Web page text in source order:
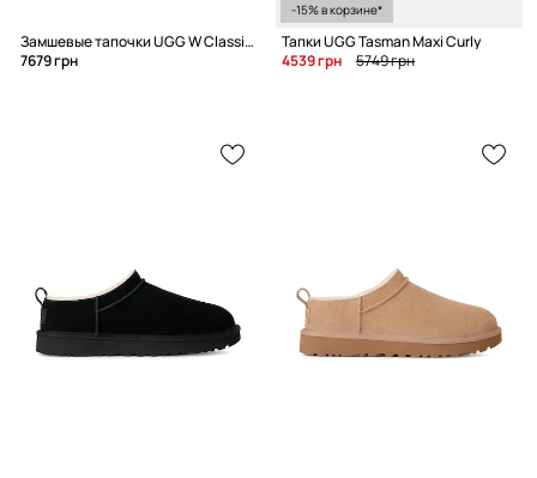
Замшевые тапочки UGG W Classic Micro
7679 грн
-15% в корзине*
Тапки UGG Tasman Maxi Curly
4539 грн
5749 грн